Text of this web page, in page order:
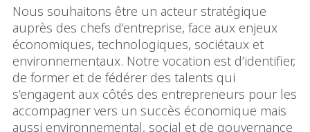
Nous souhaitons être un acteur stratégique
auprès des chefs d’entreprise, face aux enjeux
économiques, technologiques, sociétaux et
environnementaux. Notre vocation est d’identifier,
de former et de fédérer des talents qui
s’engagent aux côtés des entrepreneurs pour les
accompagner vers un succès économique mais
aussi environnemental, social et de gouvernance